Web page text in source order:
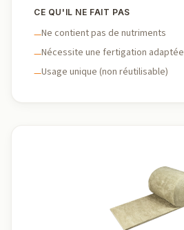
CE QU'IL NE FAIT PAS
—Ne contient pas de nutriments
—Nécessite une fertigation adaptée
—Usage unique (non réutilisable)